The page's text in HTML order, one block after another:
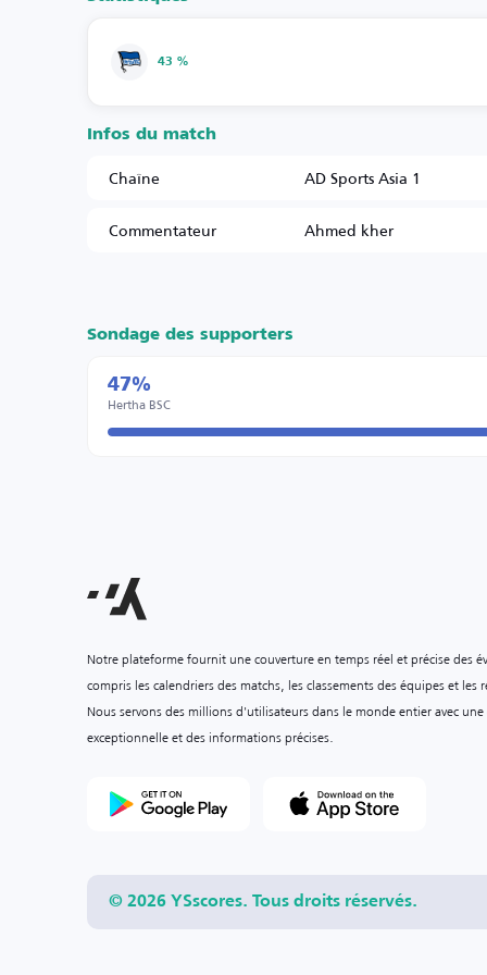
43 %
Infos du match
Chaîne
AD Sports Asia 1
Commentateur
Ahmed kher
Sondage des supporters
47%
Hertha BSC
Notre plateforme fournit une couverture en temps réel et précise des
compris les calendriers des matchs, les classements des équipes et les
Nous servons des millions d'utilisateurs dans le monde entier avec
exceptionnelle et des informations précises.
© 2026 YSscores. Tous droits réservés.